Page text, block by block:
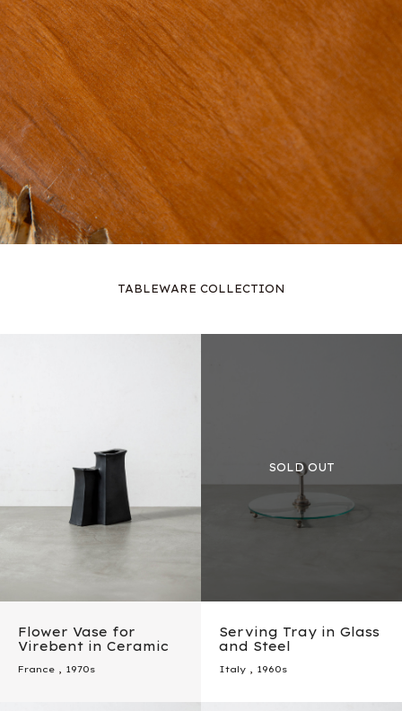
TABLEWARE COLLECTION
Flower Vase for
Virebent in Ceramic
France , 1970s
Serving Tray in Glass
and Steel
Italy , 1960s